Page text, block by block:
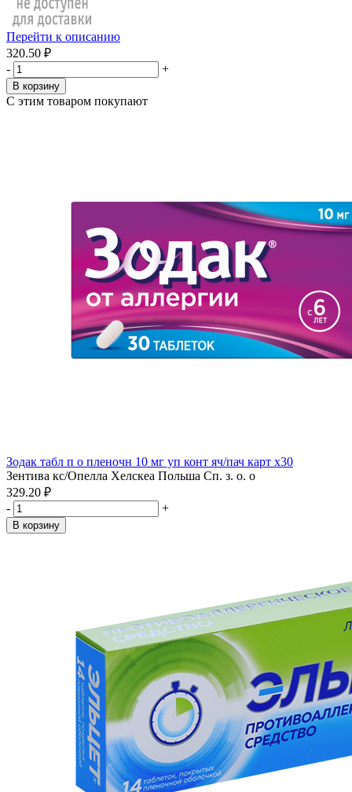
Перейти к описанию
320.50 ₽
-
+
В корзину
С этим товаром покупают
Зодак табл п о пленочн 10 мг уп конт яч/пач карт x30
Зентива кс/Опелла Хелскеа Польша Сп. з. о. о
329.20 ₽
-
+
В корзину